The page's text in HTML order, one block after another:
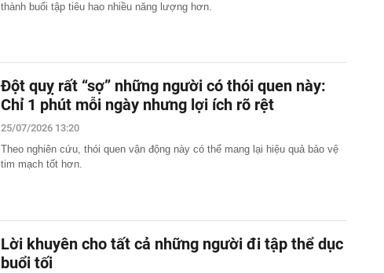
thành buổi tập tiêu hao nhiều năng lượng hơn.
Đột quỵ rất “sợ” những người có thói quen này:
Chỉ 1 phút mỗi ngày nhưng lợi ích rõ rệt
25/07/2026 13:20
Theo nghiên cứu, thói quen vận động này có thể mang lại hiệu quả bảo vệ
tim mạch tốt hơn.
Lời khuyên cho tất cả những người đi tập thể dục
buổi tối